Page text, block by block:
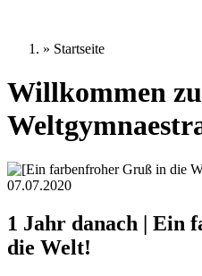
» Startseite
Willkommen
07.07.2020
1 Jahr danach | Ein
die Welt!